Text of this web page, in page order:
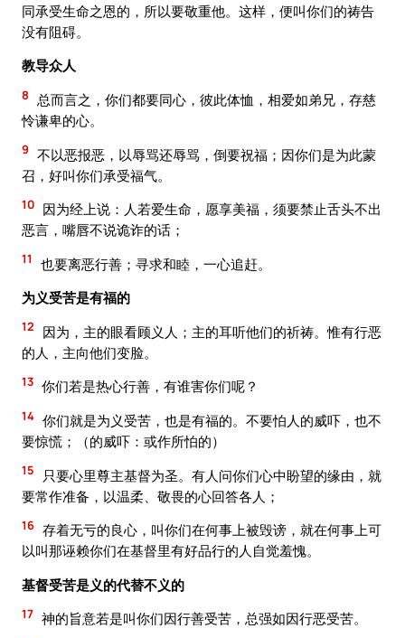
同承受生命之恩的，所以要敬重他。这样，便叫你们的祷告
没有阻碍。
教导众人
8
总而言之，你们都要同心，彼此体恤，相爱如弟兄，存慈
怜谦卑的心。
9 不以恶报恶，以辱骂还辱骂，倒要祝福；因你们是为此蒙
召，好叫你们承受福气。
10 因为经上说：人若爱生命，愿享美福，须要禁止舌头不出
恶言，嘴唇不说诡诈的话；
11
也要离恶行善；寻求和睦，一心追赶。
为义受苦是有福的
12
因为，主的眼看顾义人；主的耳听他们的祈祷。惟有行恶
的人，主向他们变脸。
13 你们若是热心行善，有谁害你们呢？
14 你们就是为义受苦，也是有福的。不要怕人的威吓，也不
要惊慌；（的威吓：或作所怕的）
15
只要心里尊主基督为圣。有人问你们心中盼望的缘由，就
要常作准备，以温柔、敬畏的心回答各人；
16 存着无亏的良心，叫你们在何事上被毁谤，就在何事上可
以叫那诬赖你们在基督里有好品行的人自觉羞愧。
基督受苦是义的代替不义的
17 神的旨意若是叫你们因行善受苦，总强如因行恶受苦。